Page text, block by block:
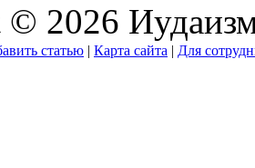
© 2026
статью | Карта сайта | Для